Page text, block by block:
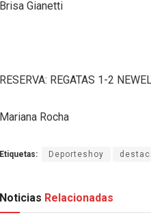
Brisa Gianetti
RESERVA: REGATAS 1-2
Mariana Rocha
Etiquetas: Deporteshoy
Noticias Relacionadas